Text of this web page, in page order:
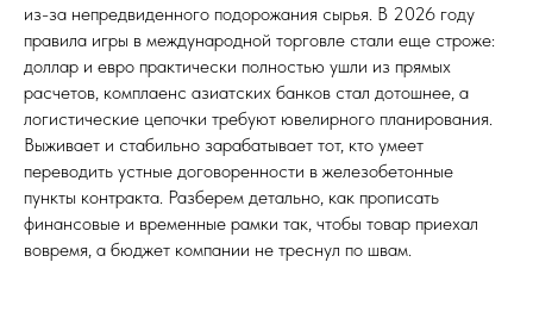
из-за непредвиденного подорожания сырья. В 2026 году
правила игры в международной торговле стали еще строже:
доллар и евро практически полностью ушли из прямых
расчетов, комплаенс азиатских банков стал дотошнее, а
логистические цепочки требуют ювелирного планирования.
Выживает и стабильно зарабатывает тот, кто умеет
переводить устные договоренности в железобетонные
пункты контракта. Разберем детально, как прописать
финансовые и временные рамки так, чтобы товар приехал
вовремя, а бюджет компании не треснул по швам.